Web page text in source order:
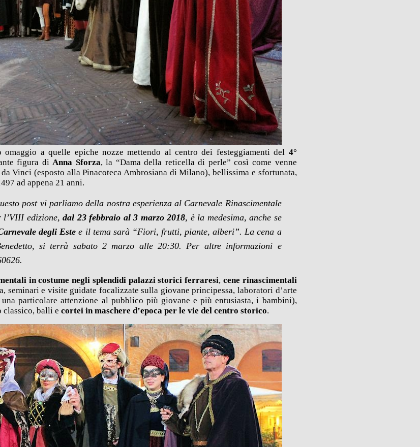
a quelle epiche nozze mettendo al centro dei festeggiamenti del 4°
figura diAnna Sforza, la “Dama della reticella di perle” così come venne
Vinci (esposto alla Pinacoteca Ambrosiana di Milano), bellissima e sfortunata,
ad appena 21 anni.
post vi parliamo della nostra esperienza al Carnevale Rinascimentale
l’VIII edizione,dal 23 febbraio al 3 marzo 2018, è la medesima, anche se
degli Este e il tema sarà “Fiori, frutti, piante, alberi”. La cena a
si terrà sabato 2 marzo alle 20:30. Per altre informazioni e
in costume negli splendidi palazzi storici ferraresi, cene rinascimentali
seminari e visite guidate focalizzate sulla giovane principessa, laboratori d’arte
particolare attenzione al pubblico più giovane e più entusiasta, i bambini),
classico, balli ecortei in maschere d’epoca per le vie del centro storico.